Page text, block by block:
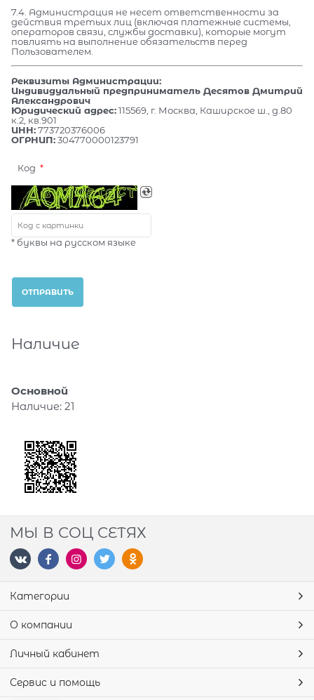
7.4. Администрация не несет ответственности за
действия третьих лиц (включая платежные системы,
операторов связи, службы доставки), которые могут
повлиять на выполнение обязательств перед
Пользователем.
Реквизиты Администрации:
Индивидуальный предприниматель Десятов Дмитрий
Александрович
Юридический адрес:115569, г. Москва, Каширское ш., д.80
к.2, кв.901
ИНН:773720376006
ОГРНИП:304770000123791
Код
* буквы на русском языке
Наличие
Основной
Наличие: 21
МЫ В СОЦ СЕТЯХ
Категории
О компании
Личный кабинет
Сервис и помощь